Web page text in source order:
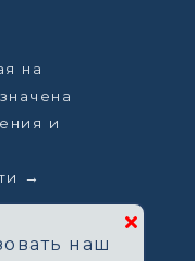
на
и
→
наш